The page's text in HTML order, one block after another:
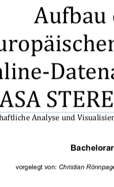



vorgelegt von: Christian